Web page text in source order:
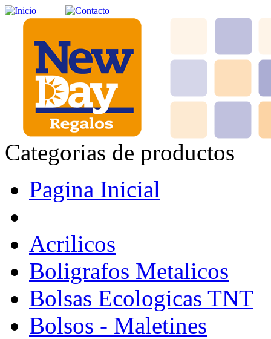
Categorias de productos
Pagina Inicial
Acrilicos
Boligrafos Metalicos
Bolsas Ecologicas TNT
Bolsos - Maletines